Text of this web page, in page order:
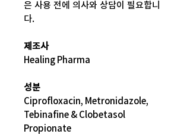
은 사용 전에 의사와 상담이 필요합니
다.
제조사
Healing Pharma
성분
Ciprofloxacin, Metronidazole,
Tebinafine & Clobetasol
Propionate